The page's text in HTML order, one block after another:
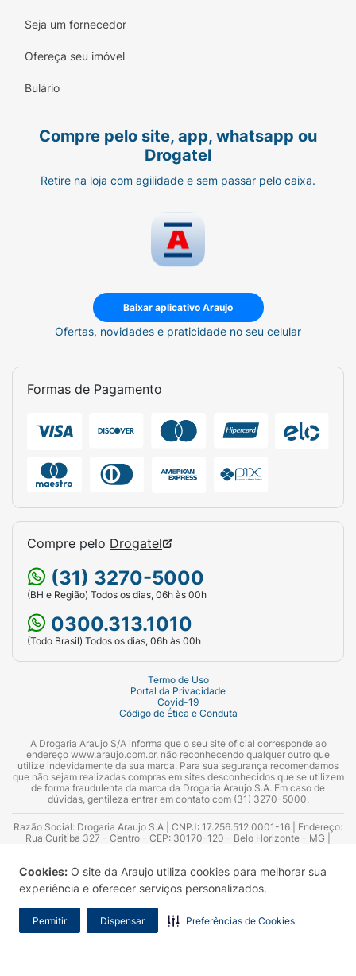
Cookies: O site da Araujo utiliza cookies para melhorar sua
experiência e oferecer serviços personalizados.
Permitir Dispensar Preferências de Cookies
Seja um fornecedor
Ofereça seu imóvel
Bulário
Compre pelo site, app, whatsapp ou
Drogatel
Retire na loja com agilidade e sem passar pelo caixa.
Baixar aplicativo Araujo
Ofertas, novidades e praticidade no seu celular
Formas de Pagamento
Compre pelo Drogatel
(31) 3270-5000
(BH e Região) Todos os dias, 06h às 00h
0300.313.1010
(Todo Brasil) Todos os dias, 06h às 00h
Termo de Uso
Portal da Privacidade
Covid-19
Código de Ética e Conduta
A Drogaria Araujo S/A informa que o seu site oficial corresponde ao
endereço www.araujo.com.br, não reconhecendo qualquer outro que
utilize indevidamente da sua marca. Para sua segurança recomendamos
que não sejam realizadas compras em sites desconhecidos que se utilizem
de forma fraudulenta da marca da Drogaria Araujo S.A. Em caso de
dúvidas, gentileza entrar em contato com (31) 3270-5000.
Razão Social: Drogaria Araujo S.A | CNPJ: 17.256.512.0001-16 | Endereço:
Rua Curitiba 327 - Centro - CEP: 30170-120 - Belo Horizonte - MG |
Azevedo Guimarães – CRF 10.965 | Yasmin Silva Alvarenga – CRF 52.584 -
Consultor substituto: Thiago Aguiar Pinheiro - CRF Nº 13.748. Alvará
Sanitário: 2025020713 | Autorização de Funcionamento da Empresa (AFE):